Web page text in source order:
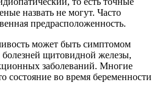
назвать не могут. Часто
предрасположенность.
может быть симптомом
болезней щитовидной железы,
заболеваний. Многие
во время беременности